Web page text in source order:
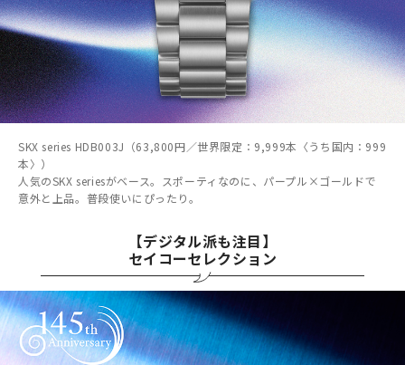
SKX series HDB003J（63,800円／世界限定：9,999本〈うち国内：999
本〉）
人気のSKX seriesがベース。スポーティなのに、パープル×ゴールドで
意外と上品。普段使いにぴったり。
【デジタル派も注目】
セイコーセレクション